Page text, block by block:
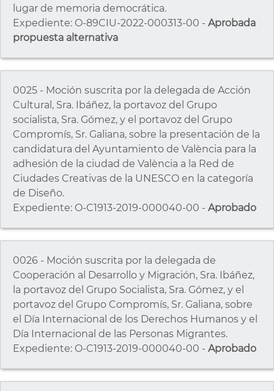
lugar de memoria democrática.
Expediente: O-89CIU-2022-000313-00 - Aprobada
propuesta alternativa
0025 - Moción suscrita por la delegada de Acción
Cultural, Sra. Ibáñez, la portavoz del Grupo
socialista, Sra. Gómez, y el portavoz del Grupo
Compromís, Sr. Galiana, sobre la presentación de la
candidatura del Ayuntamiento de València para la
adhesión de la ciudad de València a la Red de
Ciudades Creativas de la UNESCO en la categoría
de Diseño.
Expediente: O-C1913-2019-000040-00 - Aprobado
0026 - Moción suscrita por la delegada de
Cooperación al Desarrollo y Migración, Sra. Ibáñez,
la portavoz del Grupo Socialista, Sra. Gómez, y el
portavoz del Grupo Compromís, Sr. Galiana, sobre
el Día Internacional de los Derechos Humanos y el
Día Internacional de las Personas Migrantes.
Expediente: O-C1913-2019-000040-00 - Aprobado